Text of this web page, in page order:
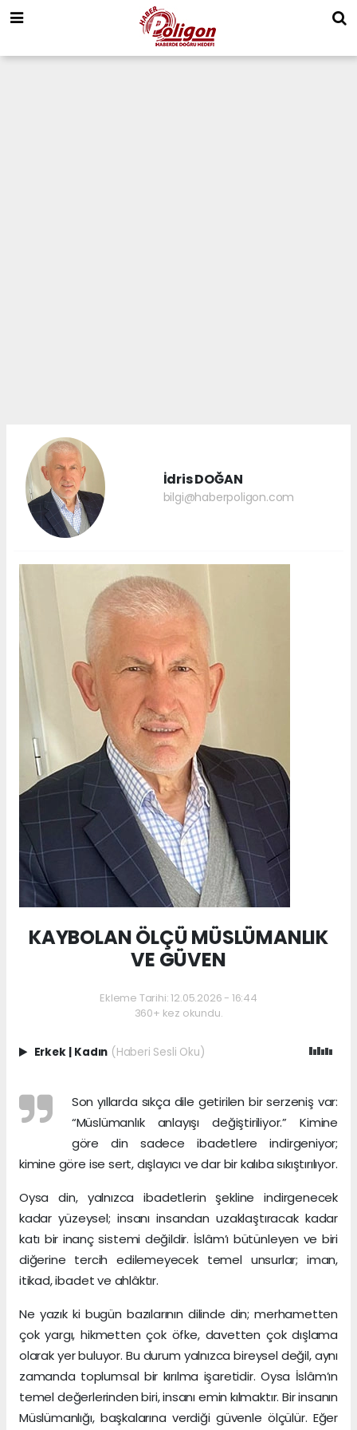
İdris DOĞAN
bilgi@haberpoligon.com
KAYBOLAN ÖLÇÜ MÜSLÜMANLIK
VE GÜVEN
Ekleme Tarihi: 12.05.2026 - 16:44
360+ kez okundu.
Erkek Kadın (Haberi Sesli Oku)
Son yıllarda sıkça dile getirilen bir serzeniş var:
“Müslümanlık anlayışı değiştiriliyor.” Kimine
göre din sadece ibadetlere indirgeniyor;
kimine göre ise sert, dışlayıcı ve dar bir kalıba sıkıştırılıyor.
Oysa din, yalnızca ibadetlerin şekline indirgenecek
kadar yüzeysel; insanı insandan uzaklaştıracak kadar
katı bir inanç sistemi değildir. İslâm’ı bütünleyen ve biri
diğerine tercih edilemeyecek temel unsurlar; iman,
itikad, ibadet ve ahlâktır.
Ne yazık ki bugün bazılarının dilinde din; merhametten
çok yargı, hikmetten çok öfke, davetten çok dışlama
olarak yer buluyor. Bu durum yalnızca bireysel değil, aynı
zamanda toplumsal bir kırılma işaretidir. Oysa İslâm’ın
temel değerlerinden biri, insanı emin kılmaktır. Bir insanın
Müslümanlığı, başkalarına verdiği güvenle ölçülür. Eğer